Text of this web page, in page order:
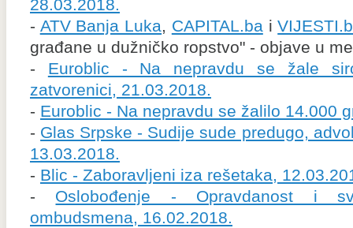
28.03.2018.
- ATV Banja Luka, CAPITAL.bai
građane u dužničko ropstvo" - objave u
- Euroblic - Na nepravdu se žale
zatvorenici, 21.03.2018.
- Euroblic - Na nepravdu se žalilo 14.000
- Glas Srpske - Sudije sude predugo,
13.03.2018.
- Blic - Zaboravljeni iza rešetaka,
- Oslobođenje - Opravdanost i
ombudsmena, 16.02.2018.